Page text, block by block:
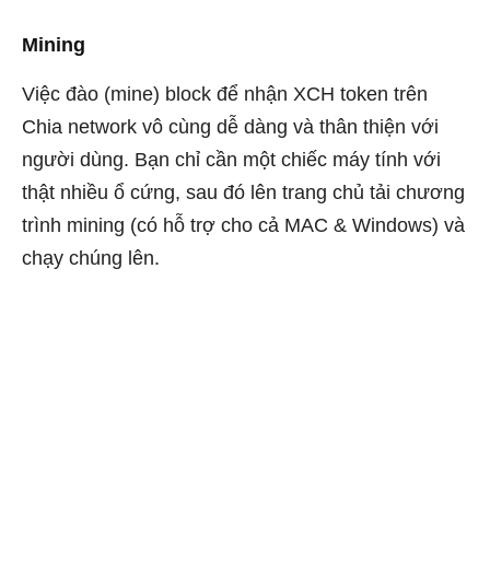
Mining
Việc đào (mine) block để nhận XCH token trên
Chia network vô cùng dễ dàng và thân thiện với
người dùng. Bạn chỉ cần một chiếc máy tính với
thật nhiều ổ cứng, sau đó lên trang chủ tải chương
trình mining (có hỗ trợ cho cả MAC & Windows) và
chạy chúng lên.